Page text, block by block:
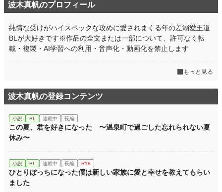
波木真帆のプロフィール
純情な受けがハイスペックな攻めに愛されまくる年の差溺愛王道
BLが大好きです※作品の全文または一部について、許可なく転
載・複製・AI学習への利用・音声化・動画化を禁止します
もっと見る
波木真帆の登録コンテンツ
小説 BL 連載中 長編
この夏、君を好きになった 〜温泉町で過ごした忘れられない夏
休み〜
小説 BL 連載中 長編 R18
ひとりぼっちになった僕は新しい家族に愛と幸せを教えてもらい
ました